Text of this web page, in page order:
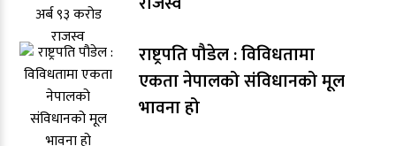
राष्ट्रपति पौडेल : विविधतामा
एकता नेपालको संविधानको मूल
भावना हो